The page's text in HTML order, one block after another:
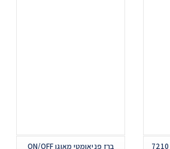
ברז פניאומטי מאוגן ON/OFF